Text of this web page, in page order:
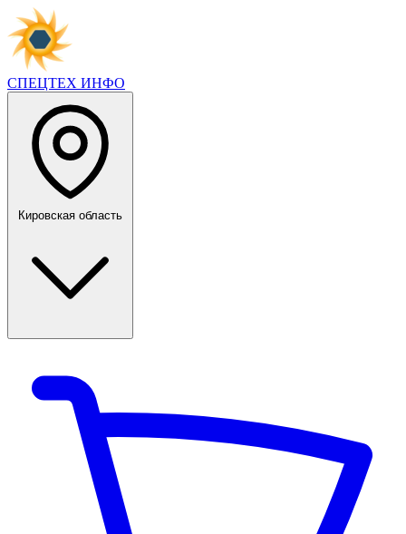
СПЕЦТЕХ ИНФО
Кировская область